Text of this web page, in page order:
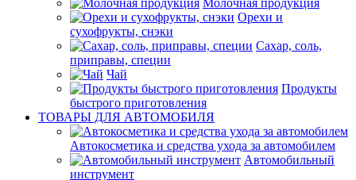
Молочная продукция
Орехи и
сухофрукты, снэки
Сахар, соль,
приправы, специи
Чай
Продукты
быстрого приготовления
ТОВАРЫ ДЛЯ АВТОМОБИЛЯ
Автокосметика и средства ухода за автомобилем
Автомобильный
инструмент